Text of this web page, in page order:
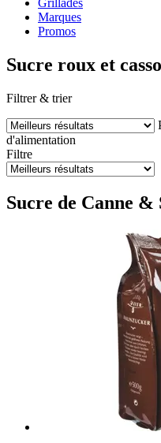
Grillades
Marques
Promos
Sucre roux et
Filtrer & trier
d'alimentation
Filtre
Sucre de Canne